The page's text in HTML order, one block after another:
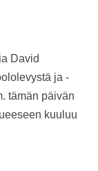
David
ja -
tämän päivän
kuuluu